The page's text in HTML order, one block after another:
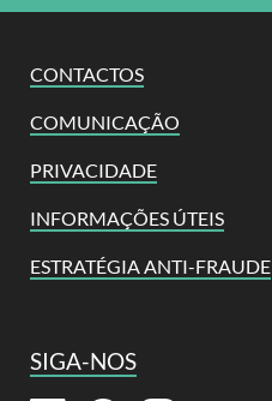
CONTACTOS
COMUNICAÇÃO
PRIVACIDADE
INFORMAÇÕES ÚTEIS
ESTRATÉGIA ANTI-FRAUDE
SIGA-NOS